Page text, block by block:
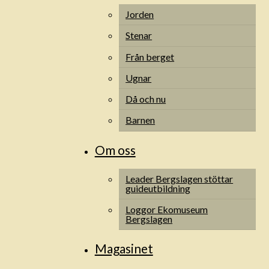
Jorden
Stenar
Från berget
Ugnar
Då och nu
Barnen
Om oss
Leader Bergslagen stöttar
guideutbildning
Loggor Ekomuseum
Bergslagen
Magasinet